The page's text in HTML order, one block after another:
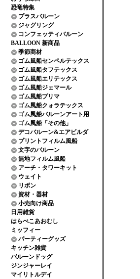
恐竜特集
プラスバルーン
ジャグリング
コンフェッティバルーン
BALLOON 新商品
季節商材
ゴム風船センペルテックス
ゴム風船タフテックス
ゴム風船エリテックス
ゴム風船ジェマール
ゴム風船プリマ
ゴム風船クォラテックス
ゴム風船バルーンアート用
ゴム風船「その他」
デコバルーン&エアビルダ
プリントフィルム風船
文字のバルーン
無地フィルム風船
アーチ・タワーキット
ウェイト
リボン
資材・器材
小売向け商品
日用雑貨
はらぺこあおむし
ミッフィー
パーティーグッズ
キッチン雑貨
バルーンドッグ
ジンジャーレイ
マイリトルデイ